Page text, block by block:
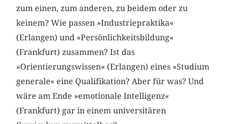
zum einen, zum anderen, zu beidem oder zu
keinem? Wie passen »Industriepraktika«
(Erlangen) und »Persönlichkeitsbildung«
(Frankfurt) zusammen? Ist das
»Orientierungswissen« (Erlangen) eines »Studium
generale« eine Qualifikation? Aber für was? Und
wäre am Ende »emotionale Intelligenz«
(Frankfurt) gar in einem universitären